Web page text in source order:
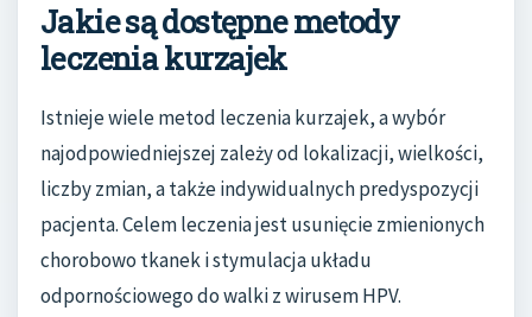
Jakie są dostępne metody
leczenia kurzajek
Istnieje wiele metod leczenia kurzajek, a wybór
najodpowiedniejszej zależy od lokalizacji, wielkości,
liczby zmian, a także indywidualnych predyspozycji
pacjenta. Celem leczenia jest usunięcie zmienionych
chorobowo tkanek i stymulacja układu
odpornościowego do walki z wirusem HPV.